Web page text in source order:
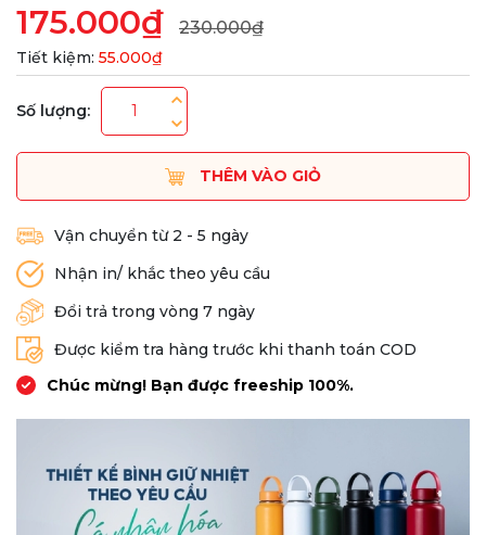
175.000₫ 230.000₫
Tiết kiệm: 55.000₫
Số lượng:
THÊM VÀO GIỎ
Vận chuyển từ 2 - 5 ngày
Nhận in/ khắc theo yêu cầu
Đổi trả trong vòng 7 ngày
Được kiểm tra hàng trước khi thanh toán COD
Chúc mừng! Bạn được freeship 100%.